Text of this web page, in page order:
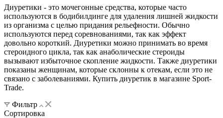
Диуретики - это мочегонные средства, которые часто
используются в бодибилдинге для удаления лишней жидкости
из организма с целью придания рельефности. Обычно
используются перед соревнованиями, так как эффект
довольно короткий. Диуретики можно принимать во время
стероидного цикла, так как анаболические стероиды
вызывают избыточное скопление жидкости. Также диуретики
показаны женщинам, которые склонны к отекам, если это не
связано с заболеваниями. Купить диуретик в магазине Sport-
Trade.
Фильтр
Сортировка